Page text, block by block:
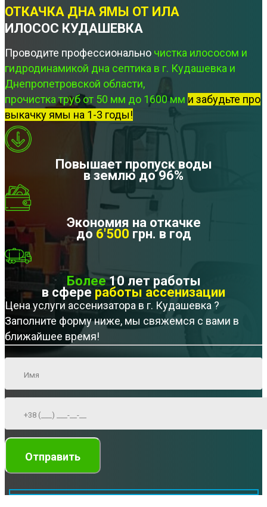
ОТКАЧКА ДНА ЯМЫ ОТ ИЛА
ИЛОСОС КУДАШЕВКА
Проводите профессионально чистка илососом и
гидродинамикой дна септика в г. Кудашевка и
Днепропетровской области,
прочистка труб от 50 мм до 1600 мм и забудьте про
выкачку ямы на 1-3 годы!
Повышает пропуск воды
в землю до 96%
Экономия на откачке
до 6'500 грн. в год
Более10 лет работы
в сфере работы ассенизации
Цена услуги ассенизатора в г. Кудашевка ?
Заполните форму ниже, мы свяжемся с вами в
ближайшее время!